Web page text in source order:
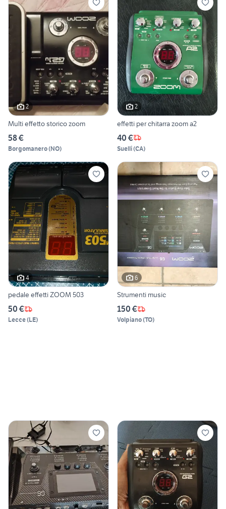
2
Multi effetto storico zoom
58 €
Borgomanero(NO)
2
effetti per chitarra zoom a2
40 €
Suelli(CA)
4
pedale effetti ZOOM 503
50 €
Lecce(LE)
6
Strumenti music
150 €
Volpiano(TO)